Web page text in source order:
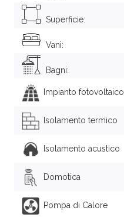
Superficie:
Vani:
Bagni:
Impianto fotovoltaico
Isolamento termico
Isolamento acustico
Domotica
Pompa di Calore